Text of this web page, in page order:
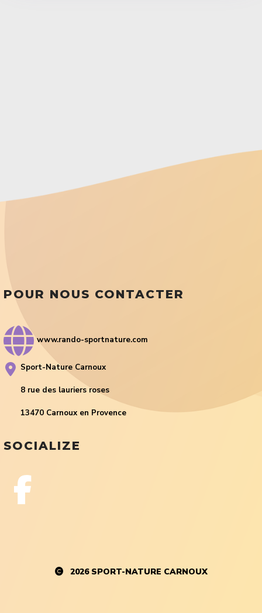
POUR NOUS CONTACTER
www.rando-sportnature.com
Sport-Nature Carnoux
8 rue des lauriers roses
13470 Carnoux en Provence
SOCIALIZE
2026 SPORT-NATURE CARNOUX